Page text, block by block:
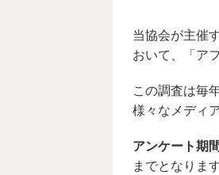
当協会が主催
おいて、「ア
この調査は毎
様々なメディ
アンケート期間
までとなります